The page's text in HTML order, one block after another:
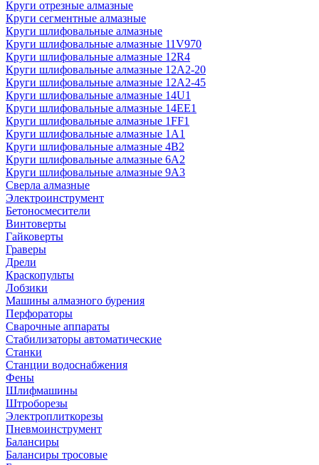
Круги отрезные алмазные
Круги сегментные алмазные
Круги шлифовальные алмазные
Круги шлифовальные алмазные 11V970
Круги шлифовальные алмазные 12R4
Круги шлифовальные алмазные 12А2-20
Круги шлифовальные алмазные 12А2-45
Круги шлифовальные алмазные 14U1
Круги шлифовальные алмазные 14ЕЕ1
Круги шлифовальные алмазные 1FF1
Круги шлифовальные алмазные 1А1
Круги шлифовальные алмазные 4В2
Круги шлифовальные алмазные 6A2
Круги шлифовальные алмазные 9А3
Сверла алмазные
Электроинструмент
Бетоносмесители
Винтоверты
Гайковерты
Граверы
Дрели
Краскопульты
Лобзики
Машины алмазного бурения
Перфораторы
Сварочные аппараты
Стабилизаторы автоматические
Станки
Станции водоснабжения
Фены
Шлифмашины
Штроборезы
Электроплиткорезы
Пневмоинструмент
Балансиры
Балансиры тросовые